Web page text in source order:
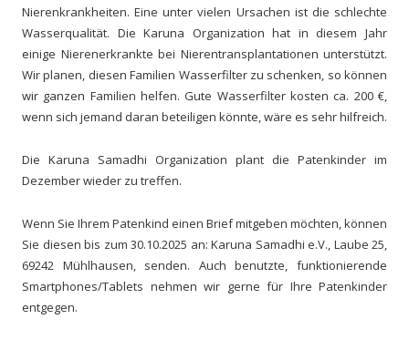
Nierenkrankheiten. Eine unter vielen Ursachen ist die schlechte
Wasserqualität. Die Karuna Organization hat in diesem Jahr
einige Nierenerkrankte bei Nierentransplantationen unterstützt.
Wir planen, diesen Familien Wasserfilter zu schenken, so können
wir ganzen Familien helfen. Gute Wasserfilter kosten ca. 200 €,
wenn sich jemand daran beteiligen könnte, wäre es sehr hilfreich.
Die Karuna Samadhi Organization plant die Patenkinder im
Dezember wieder zu treffen.
Wenn Sie Ihrem Patenkind einen Brief mitgeben möchten, können
Sie diesen bis zum 30.10.2025 an: Karuna Samadhi e.V., Laube 25,
69242 Mühlhausen, senden. Auch benutzte, funktionierende
Smartphones/Tablets nehmen wir gerne für Ihre Patenkinder
entgegen.